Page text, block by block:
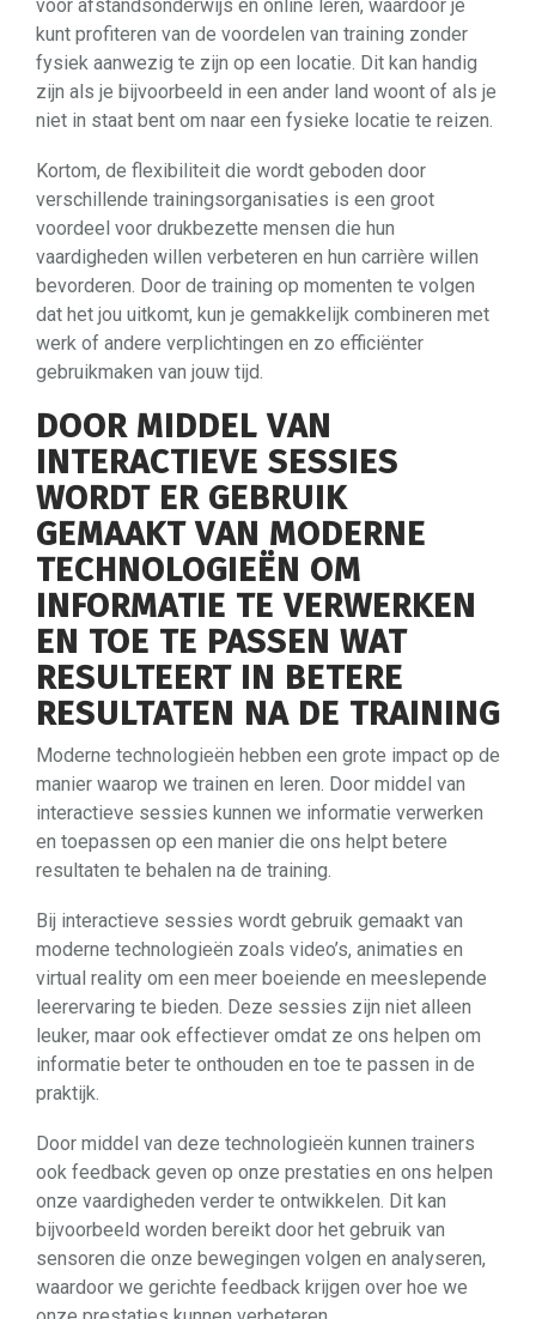
voor afstandsonderwijs en online leren, waardoor je
kunt profiteren van de voordelen van training zonder
fysiek aanwezig te zijn op een locatie. Dit kan handig
zijn als je bijvoorbeeld in een ander land woont of als je
niet in staat bent om naar een fysieke locatie te reizen.
Kortom, de flexibiliteit die wordt geboden door
verschillende trainingsorganisaties is een groot
voordeel voor drukbezette mensen die hun
vaardigheden willen verbeteren en hun carrière willen
bevorderen. Door de training op momenten te volgen
dat het jou uitkomt, kun je gemakkelijk combineren met
werk of andere verplichtingen en zo efficiënter
gebruikmaken van jouw tijd.
DOOR MIDDEL VAN
INTERACTIEVE SESSIES
WORDT ER GEBRUIK
GEMAAKT VAN MODERNE
TECHNOLOGIEËN OM
INFORMATIE TE VERWERKEN
EN TOE TE PASSEN WAT
RESULTEERT IN BETERE
RESULTATEN NA DE TRAINING
Moderne technologieën hebben een grote impact op de
manier waarop we trainen en leren. Door middel van
interactieve sessies kunnen we informatie verwerken
en toepassen op een manier die ons helpt betere
resultaten te behalen na de training.
Bij interactieve sessies wordt gebruik gemaakt van
moderne technologieën zoals video’s, animaties en
virtual reality om een ​​meer boeiende en meeslepende
leerervaring te bieden. Deze sessies zijn niet alleen
leuker, maar ook effectiever omdat ze ons helpen om
informatie beter te onthouden en toe te passen in de
praktijk.
Door middel van deze technologieën kunnen trainers
ook feedback geven op onze prestaties en ons helpen
onze vaardigheden verder te ontwikkelen. Dit kan
bijvoorbeeld worden bereikt door het gebruik van
sensoren die onze bewegingen volgen en analyseren,
waardoor we gerichte feedback krijgen over hoe we